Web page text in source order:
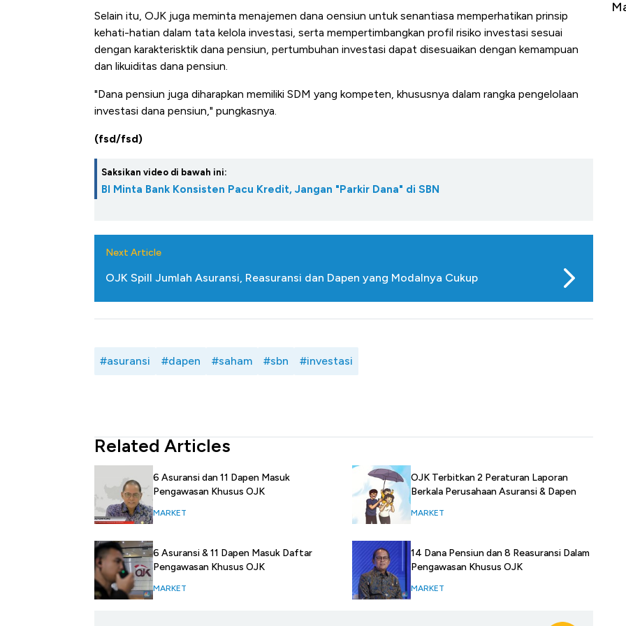
Selain itu, OJK juga meminta menajemen dana oensiun untuk senantiasa memperhatikan prinsip
kehati-hatian dalam tata kelola investasi, serta mempertimbangkan profil risiko investasi sesuai
dengan karakterisktik dana pensiun, pertumbuhan investasi dapat disesuaikan dengan kemampuan
dan likuiditas dana pensiun.
"Dana pensiun juga diharapkan memiliki SDM yang kompeten, khususnya dalam rangka pengelolaan
investasi dana pensiun," pungkasnya.
(fsd/fsd)
Saksikan video di bawah ini:
BI Minta Bank Konsisten Pacu Kredit, Jangan "Parkir Dana" di SBN
Next Article
OJK Spill Jumlah Asuransi, Reasuransi dan Dapen yang Modalnya Cukup
#asuransi #dapen #saham #sbn #investasi
Related Articles
6 Asuransi dan 11 Dapen Masuk
Pengawasan Khusus OJK
MARKET
6 Asuransi & 11 Dapen Masuk Daftar
Pengawasan Khusus OJK
MARKET
OJK Terbitkan 2 Peraturan Laporan
Berkala Perusahaan Asuransi & Dapen
MARKET
14 Dana Pensiun dan 8 Reasuransi Dalam
Pengawasan Khusus OJK
MARKET